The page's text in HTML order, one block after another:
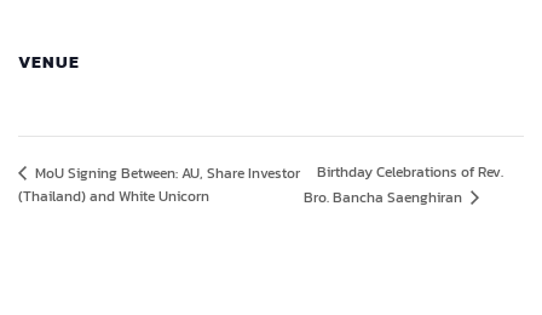
VENUE
MoU Signing Between: AU, Share Investor
(Thailand) and White Unicorn
Birthday Celebrations of Rev.
Bro. Bancha Saenghiran